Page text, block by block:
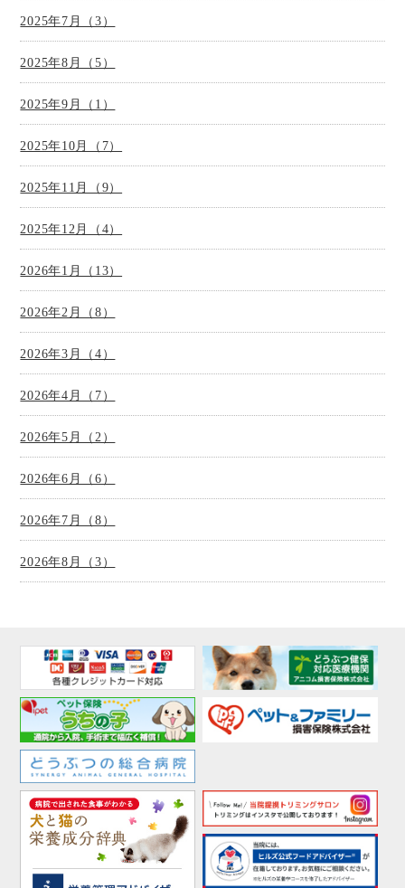
2025年7月（3）
2025年8月（5）
2025年9月（1）
2025年10月（7）
2025年11月（9）
2025年12月（4）
2026年1月（13）
2026年2月（8）
2026年3月（4）
2026年4月（7）
2026年5月（2）
2026年6月（6）
2026年7月（8）
2026年8月（3）